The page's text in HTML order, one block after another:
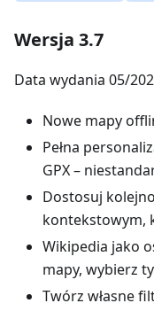
Wersja 3.7
Data wydania 05/
Nowe mapy
Pełna
GPX –
Dostosuj
kontekstowym,
Wikipedia jako
mapy, wybierz
Twórz własne